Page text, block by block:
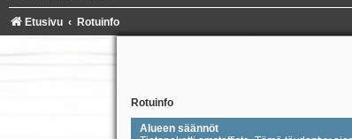
Etusivu Rotuinfo
Rotuinfo
Alueen säännöt